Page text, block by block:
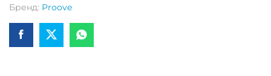
Бренд: Proove